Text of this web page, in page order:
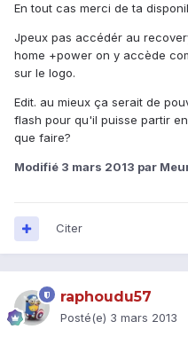
En tout cas merci de ta
Jpeux pas accédér au
home +power on y accède
sur le logo.
Edit. au mieux ça serait de
flash pour qu'il puisse partir
que faire?
Modifié 3 mars 2013 par
Citer
raphoudu57
Posté(e) 3 mars 2013